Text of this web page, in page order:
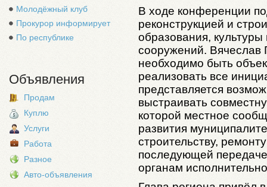
Молодёжный клуб
Прокурор информирует
По республике
Объявления
Продам
Куплю
Услуги
Работа
Разное
Авто-объявления
В ходе конференции
реконструкцией и
образования,
сооружений. Вячеслав
необходимо быть
реализовать все
представляется
выстраивать
которой местное
развития
строительству,
последующей
органам